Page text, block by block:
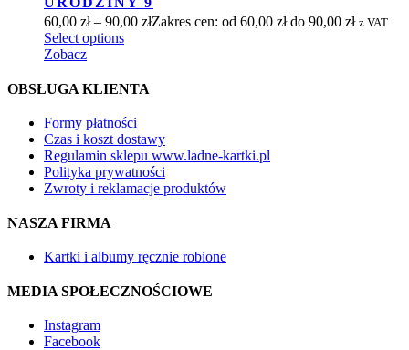
60,00 zł – 90,00 złZakres cen: od 60,00 zł do 90,00 zł z VAT
Select options
Zobacz
OBSŁUGA KLIENTA
Formy płatności
Czas i koszt dostawy
Regulamin sklepu www.ladne-kartki.pl
Polityka prywatności
Zwroty i reklamacje produktów
NASZA FIRMA
Kartki i albumy ręcznie robione
MEDIA SPOŁECZNOŚCIOWE
Instagram
Facebook